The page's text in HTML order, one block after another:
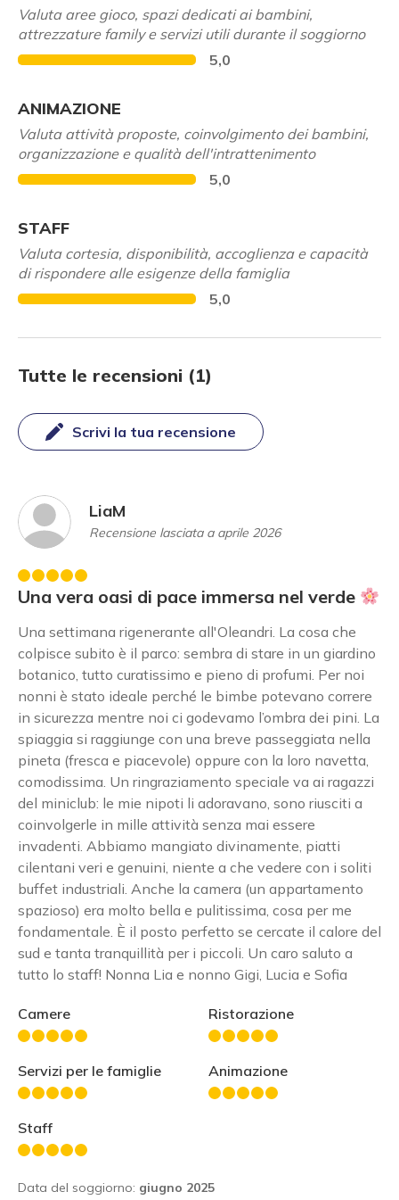
Valuta aree gioco, spazi dedicati ai bambini,
attrezzature family e servizi utili durante il soggiorno
5,0
ANIMAZIONE
Valuta attività proposte, coinvolgimento dei bambini,
organizzazione e qualità dell'intrattenimento
5,0
STAFF
Valuta cortesia, disponibilità, accoglienza e capacità
di rispondere alle esigenze della famiglia
5,0
Tutte le recensioni (1)
Scrivi la tua recensione
LiaM
Recensione lasciata a aprile 2026
Una vera oasi di pace immersa nel verde
Una settimana rigenerante all'Oleandri. La cosa che
colpisce subito è il parco: sembra di stare in un giardino
botanico, tutto curatissimo e pieno di profumi. Per noi
nonni è stato ideale perché le bimbe potevano correre
in sicurezza mentre noi ci godevamo l’ombra dei pini. La
spiaggia si raggiunge con una breve passeggiata nella
pineta (fresca e piacevole) oppure con la loro navetta,
comodissima. Un ringraziamento speciale va ai ragazzi
del miniclub: le mie nipoti li adoravano, sono riusciti a
coinvolgerle in mille attività senza mai essere
invadenti. Abbiamo mangiato divinamente, piatti
cilentani veri e genuini, niente a che vedere con i soliti
buffet industriali. Anche la camera (un appartamento
spazioso) era molto bella e pulitissima, cosa per me
fondamentale. È il posto perfetto se cercate il calore del
sud e tanta tranquillità per i piccoli. Un caro saluto a
tutto lo staff! Nonna Lia e nonno Gigi, Lucia e Sofia
Camere Ristorazione
Servizi per le famiglie Animazione
Staff
Data del soggiorno: giugno 2025